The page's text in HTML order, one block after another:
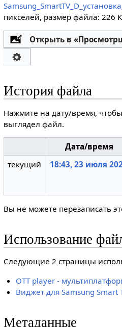
пикселей, размер файла: 226
Открыть в
История файла
Нажмите на дату/время, чтобы
выглядел файл.
Дата/время
текущий
18:43, 23 июля
Вы не можете перезаписать
Использование
Следующие 2 страницы
OTT player -
Виджет для Samsung Smart
Метаданные